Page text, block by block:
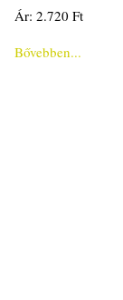
Ár: 2.720 Ft
Bővebben...